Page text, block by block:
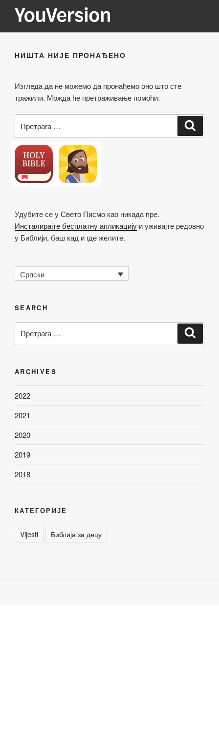
YOUVERSION
Seeking God every day.
НИШТА НИЈЕ ПРОНАЂЕНО
Изгледа да не можемо да пронађемо оно што сте
тражили. Можда ће претраживање помоћи.
за:
Удубите се у Свето Писмо као никада пре.
Инсталирајте бесплатну апликацију и уживајте редовно
у Библији, баш кад и где желите.
Српски
SEARCH
за:
ARCHIVES
2022
2021
2020
2019
2018
КАТЕГОРИЈЕ
Vijesti Библија за децу